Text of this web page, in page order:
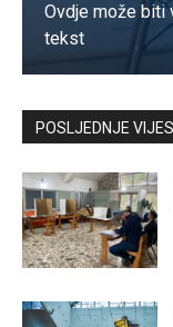
Ovdje može biti
tekst
Kontaktirajte
POSLJEDNJE